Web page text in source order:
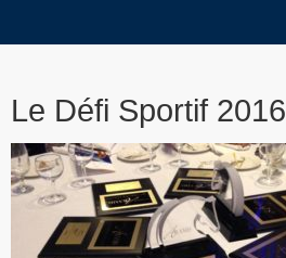
Le Défi Sportif